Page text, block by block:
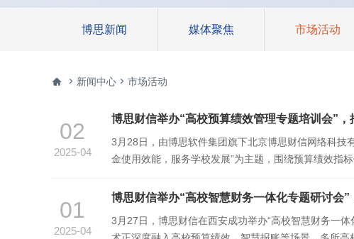
博思新闻 媒体聚焦 市场活动
  新闻中心  市场活动
02
2025-04
博思财信举办“高校预算绩效管理专题培训会”
3月28日，由博思软件集团旗下北京博思财信网络科技
金使用效能，服务学校发展”为主题，围绕预算绩效指
01
2025-04
博思财信举办“高校智慧财务一体化专题研讨会
3月27日，博思财信在西安成功举办“高校智慧财务一